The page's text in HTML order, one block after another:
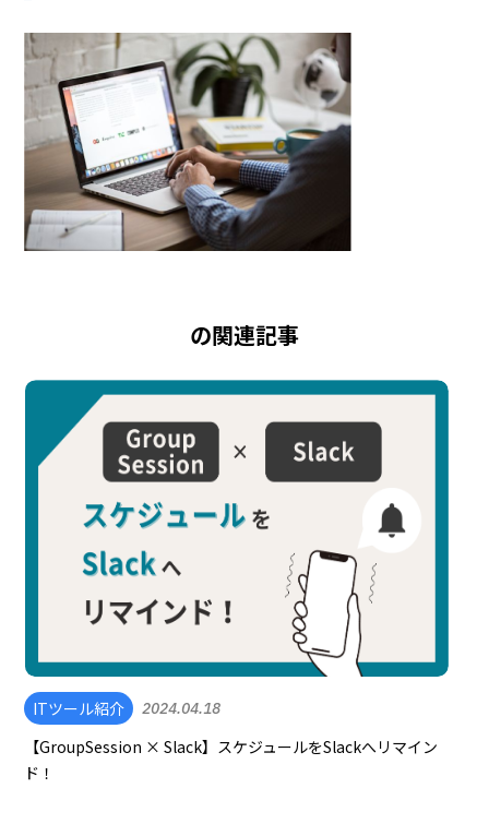
の関連記事
ITツール紹介 2024.04.18
【GroupSession × Slack】スケジュールをSlackへリマイン
ド！